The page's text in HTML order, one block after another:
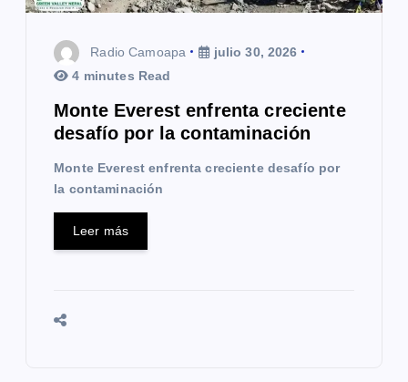
a
Radio Camoapa
julio 30, 2026
4 minutes Read
Monte Everest enfrenta creciente
desafío por la contaminación
Monte Everest enfrenta creciente desafío por
la contaminación
Leer más